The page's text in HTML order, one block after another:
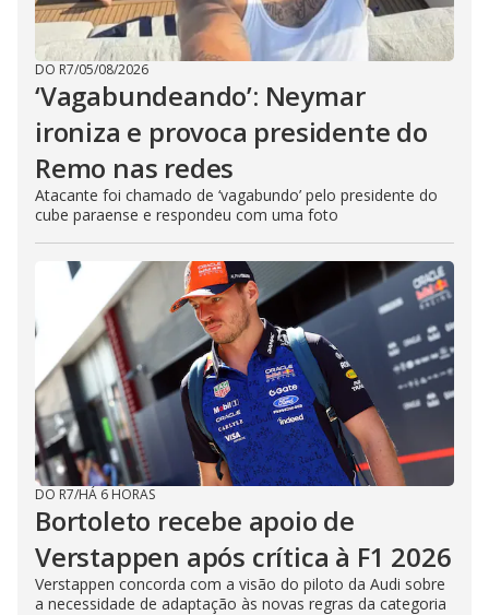
DO R7/05/08/2026
‘Vagabundeando’: Neymar
ironiza e provoca presidente do
Remo nas redes
Atacante foi chamado de ‘vagabundo’ pelo presidente do
cube paraense e respondeu com uma foto
DO R7/HÁ 6 HORAS
Bortoleto recebe apoio de
Verstappen após crítica à F1 2026
Verstappen concorda com a visão do piloto da Audi sobre
a necessidade de adaptação às novas regras da categoria